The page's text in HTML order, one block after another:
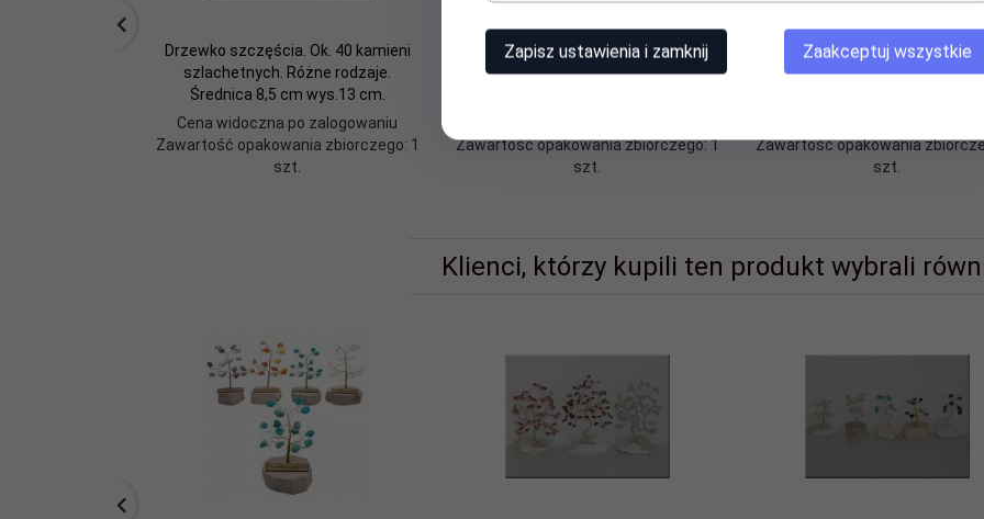
Drzewko szczęścia. Ok. 40 kamieni
szlachetnych. Różne rodzaje.
Średnica 8,5 cm wys.13 cm.
Cena widoczna po zalogowaniu
Zawartość opakowania zbiorczego: 1
szt.
Drzewko szczęścia. Ok. 20 kamieni
szlachetnych. Różne rodzaje.
Zawartość opakowania zbiorczego: 1
szt.
Statuetka 'Na 10 rocznicę
Zawartość opakowania
szt.
Klienci, którzy kupili ten produkt wybrali
Zapisz ustawienia i zamknij Zaakceptuj wszystkie